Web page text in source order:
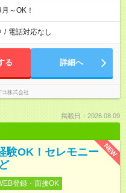
～OK！
/ 電話対応なし
る 詳細へ
コ株式会社
掲載日：2026.08.09
NEW
OK！セレモニー
登録・面接OK